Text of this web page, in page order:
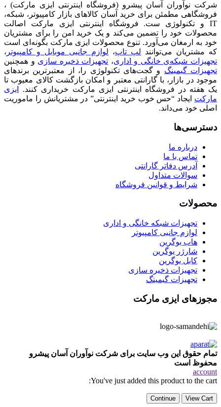
شرکت نوآوران آسان پیشرو (فروشگاه اینترنتی ایزی مارکت) ،
فروشگاهی مطمئن برای خرید آسان کالاهای بازار کامپیوتر، شبکه،
IT و تکنولوژی ست. فروشگاه اینترنتی ایزی مارکت اصالت
محصولات خود را تضمین می‌کند و یک خرید امن را برای مشتریان
خود به ارمغان می‌آورد. تنوع محصولات ایزی مارکت بگونه‌ای است
که مشتریان می‌توانند لپ تاپ، لوازم جانبی موبایل و کامپیوتر ،
تجهیزات شبکه‌ی خانگی و اداری، تجهیزات ذخیره سازی و همچنین
تجهیزات گیمینگ و گجت‌های تکنولوژی را، از معتبرترین برندهای
موجود در بازار، با گارانتی معتبر و امکان بازگشت کالای معیوب تا
یک هفته در فروشگاه اینترنتی ایزی مارکت خریداری کنند.
ایزی
مارکت ایجاد “حس خوب خرید اینترنتی” در مشتریانش را ماموریت
اصلی خود می‌داند.
دسترسی‌ها
درباره ما
تماس با ما
آدرس دفاتر گارانتی
سوالات متداول
شرایط و قوانین فروشگاه
محصولات
تجهیزات شبکه خانگی و اداری
لوازم جانبی کامپیوتر
هاب یوگرین
شارژر یوگرین
کابل یوگرین
تجهیزات ذخیره سازی
تجهیزات گیمینگ
مجوزهای ایزی مارکت
تمام حقوق این وب سایت برای شرکت نوآوران آسان پیشرو
محفوظ است
account
You've just added this product to the cart:
View Cart
Continue